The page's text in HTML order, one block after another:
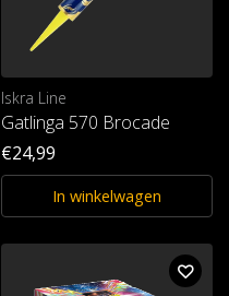
Iskra Line
Gatlinga 570 Brocade
€24,99
In winkelwagen